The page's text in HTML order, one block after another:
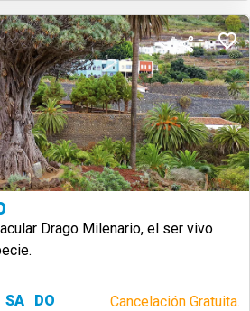
Drago Milenario, el ser vivo
SA DO Cancelación Gratuita.